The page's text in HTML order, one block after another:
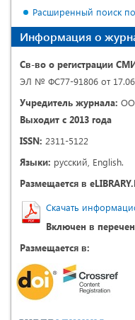
Расширенный поиск по
Информация о
Св-во о регистрации
ЭЛ № ФС77-91806 от
Учредитель журнала:
Выходит с 2013 года
ISSN: 2311-5122
Языки: русский, English.
Размещается в
Скачать
Включен в
Размещается в: